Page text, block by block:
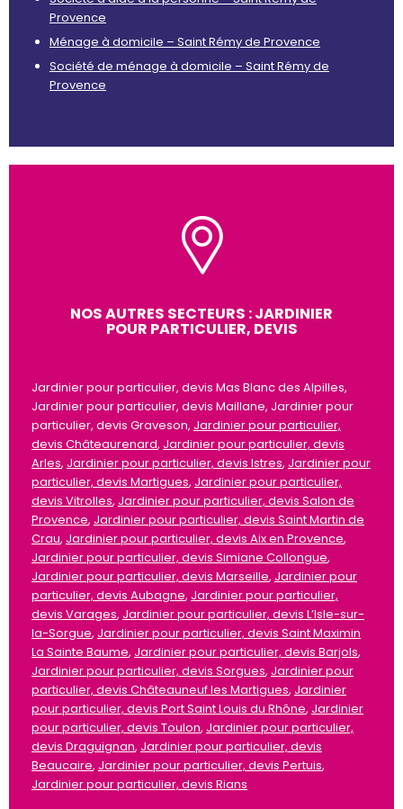
Provence
Ménage à domicile – Saint Rémy de Provence
Société de ménage à domicile – Saint Rémy de
Provence
NOS AUTRES SECTEURS : JARDINIER
POUR PARTICULIER, DEVIS
Jardinier pour particulier, devis Mas Blanc des Alpilles,
Jardinier pour particulier, devis Maillane, Jardinier pour
particulier, devis Graveson, Jardinier pour particulier,
devis Châteaurenard, Jardinier pour particulier, devis
Arles, Jardinier pour particulier, devis Istres, Jardinier pour
particulier, devis Martigues, Jardinier pour particulier,
devis Vitrolles, Jardinier pour particulier, devis Salon de
Provence, Jardinier pour particulier, devis Saint Martin de
Crau, Jardinier pour particulier, devis Aix en Provence,
Jardinier pour particulier, devis Simiane Collongue,
Jardinier pour particulier, devis Marseille, Jardinier pour
particulier, devis Aubagne, Jardinier pour particulier,
devis Varages, Jardinier pour particulier, devis L’Isle-sur-
la-Sorgue, Jardinier pour particulier, devis Saint Maximin
La Sainte Baume, Jardinier pour particulier, devis Barjols,
Jardinier pour particulier, devis Sorgues, Jardinier pour
particulier, devis Châteauneuf les Martigues, Jardinier
pour particulier, devis Port Saint Louis du Rhône, Jardinier
pour particulier, devis Toulon, Jardinier pour particulier,
devis Draguignan, Jardinier pour particulier, devis
Beaucaire, Jardinier pour particulier, devis Pertuis,
Jardinier pour particulier, devis Rians